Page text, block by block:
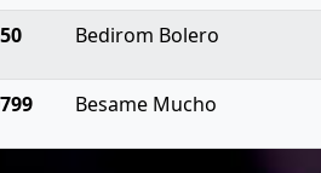
Bedirom Bolero
Besame Mucho